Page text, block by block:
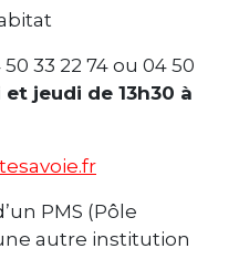
33 22 74 ou 04 50
jeudi de 13h30 à
PMS (Pôle
autre institution